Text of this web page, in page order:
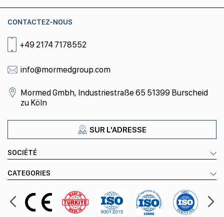
SOCIÉTÉ
CATEGORIES
CONTACTEZ-NOUS
+49 2174 7178552
info@mormedgroup.com
Mormed Gmbh, Industriestraße 65 51399 Burscheid
zu Köln
SUR L'ADRESSE